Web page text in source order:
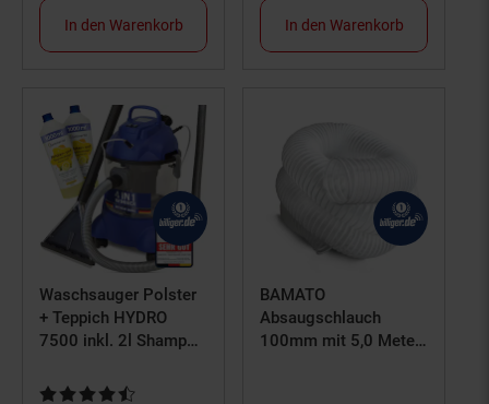
In den Warenkorb In den Warenkorb
Waschsauger Polster
+ Teppich HYDRO
7500 inkl. 2l Shampoo
Trockensauger 1200
Kundenbewertung: 4,25 von 5 Sternen
BAMATO
Absaugschlauch
100mm mit 5,0 Meter